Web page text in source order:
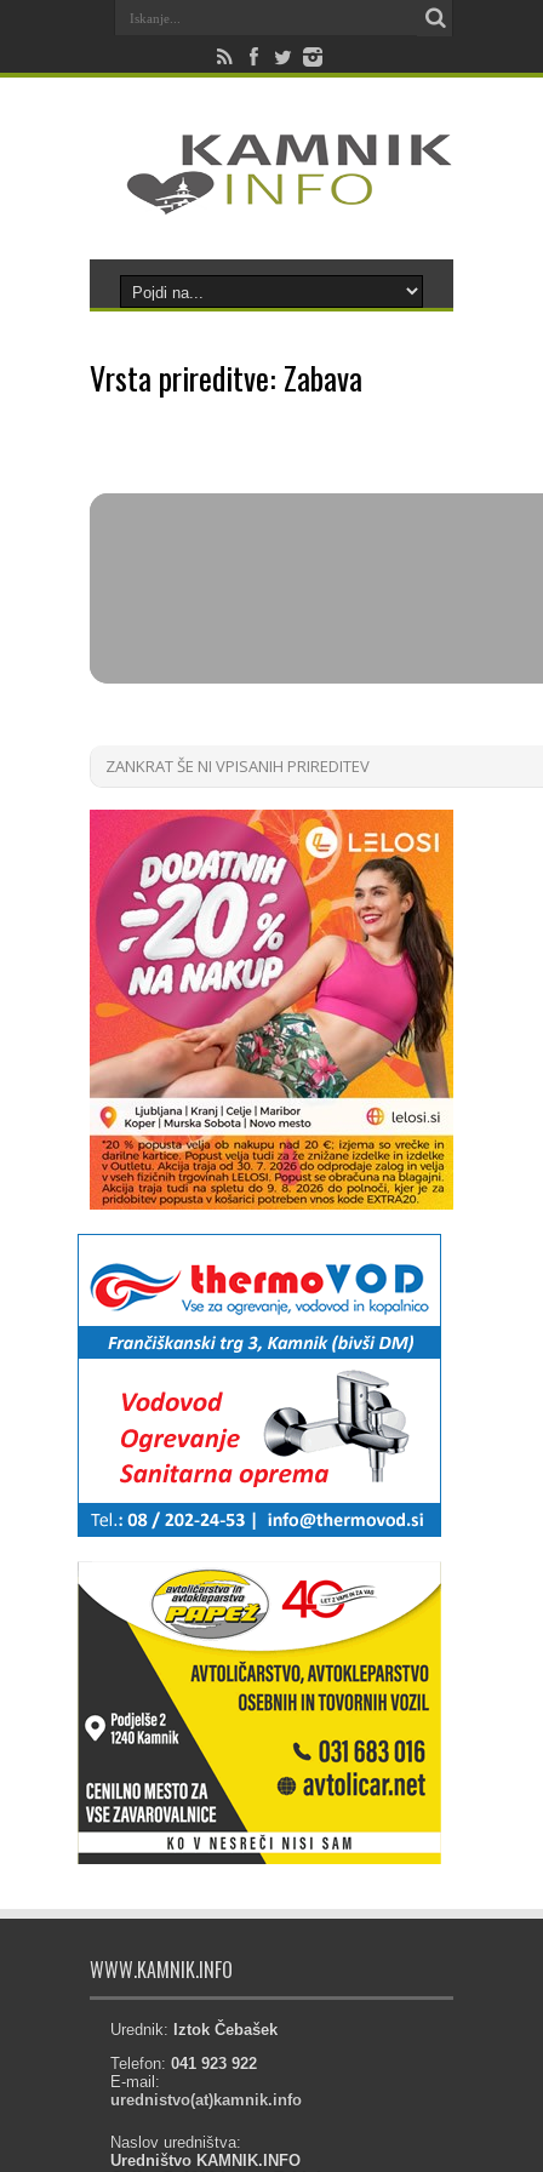
Vrsta prireditve: Zabava
ZANKRAT ŠE NI VPISANIH PRIREDITEV
WWW.KAMNIK.INFO
Urednik: Iztok Čebašek
Telefon: 041 923 922
E-mail:
urednistvo(at)kamnik.info
Naslov uredništva:
Uredništvo KAMNIK.INFO